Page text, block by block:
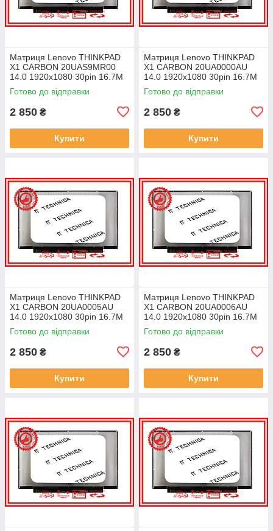
Матриця Lenovo THINKPAD
X1 CARBON 20UAS9MR00
14.0 1920x1080 30pin 16.7M
45% NTSC 300 cd/m² для
ноутбука
Готово до відправки
2 850 ₴
Купити
Матриця Lenovo THINKPAD
X1 CARBON 20UA0000AU
14.0 1920x1080 30pin 16.7M
45% NTSC 300 cd/m² для
ноутбука
Готово до відправки
2 850 ₴
Купити
Матриця Lenovo THINKPAD
X1 CARBON 20UA0005AU
14.0 1920x1080 30pin 16.7M
45% NTSC 300 cd/m² для
ноутбука
Готово до відправки
2 850 ₴
Купити
Матриця Lenovo THINKPAD
X1 CARBON 20UA0006AU
14.0 1920x1080 30pin 16.7M
45% NTSC 300 cd/m² для
ноутбука
Готово до відправки
2 850 ₴
Купити